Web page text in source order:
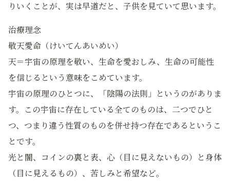
りいくことが、実は早道だと、子供を見ていて思います。
治療理念
敬天愛命（けいてんあいめい）
天＝宇宙の原理を敬い、生命を愛おしみ、生命の可能性
を信じるという意味をこめています。
宇宙の原理のひとつに、「陰陽の法則」というのがありま
す。この宇宙に存在している全てのものは、二つでひと
つ、つまり違う性質のものを併せ持つ存在であるというこ
とです。
光と闇、コインの裏と表、心（目に見えないもの）と身体
（目に見えるもの）、苦しみと希望など。